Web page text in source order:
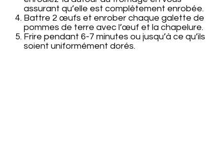
assurant qu’elle est complètement enrobée.
Battre 2 œufs et enrober chaque galette de
pommes de terre avec l’œuf et la chapelure.
Frire pendant 6-7 minutes ou jusqu’à ce qu’ils
soient uniformément dorés.